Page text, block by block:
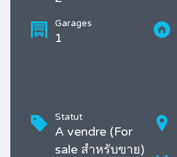
Garages
1
Statut
A vendre (For
sale สำหรับขาย)